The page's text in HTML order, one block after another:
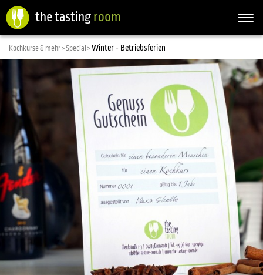
the tasting room
Kochkurse & mehr >Special >Winter - Betriebsferien